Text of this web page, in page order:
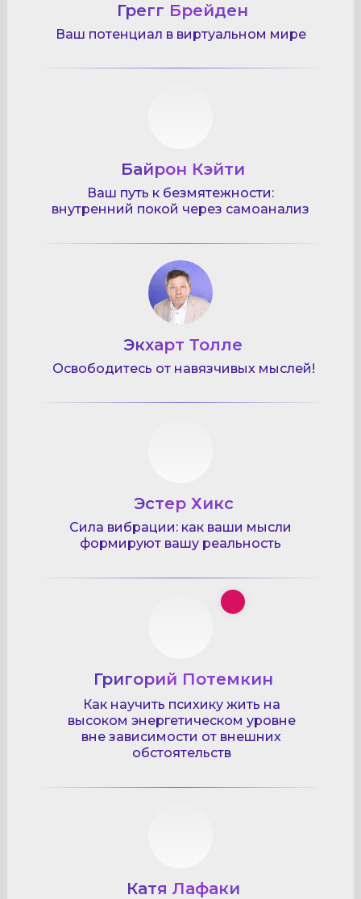
Грегг Брейден
Ваш потенциал в виртуальном мире
Ваш путь к безмятежности:
внутренний покой через самоанализ
Байрон Кэйти
Экхарт Толле
Освободитесь от навязчивых мыслей!
Сила вибрации: как ваши мысли
формируют вашу реальность
Эстер Хикс
Григорий Потемкин
Как научить психику жить на
высоком энергетическом уровне
вне зависимости от внешних
обстоятельств
Катя Лафаки